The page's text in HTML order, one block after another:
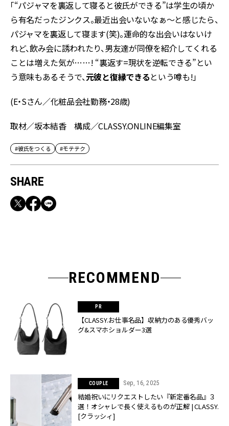
「“パジャマを裏返して寝ると彼氏ができる”は学生の頃か
ら有名だったジンクス。最近出会いないなぁ〜と感じたら、
パジャマを裏返して寝ます(笑)。運命的な出会いはないけ
れど、飲み会に誘われたり、男友達が同僚を紹介してくれる
ことは増えた気が……! “裏返す=現状を逆転できる”とい
う意味もあるそうで、元彼と復縁できるという噂も!」
(E・Sさん／化粧品会社勤務・28歳)
取材／坂本結香 構成／CLASSY.ONLINE編集室
#彼氏をつくる #モテテク
SHARE
RECOMMEND
【CLASSY.お仕事名品】収納力のある優秀バッ
グ&スマホショルダー3選
COUPLE Sep, 16, 2025
結婚祝いにリクエストしたい『新定番名品』３
選！オシャレで長く使えるものが正解 | CLASSY.
[クラッシィ]